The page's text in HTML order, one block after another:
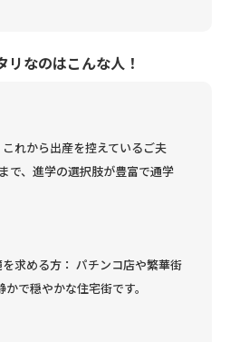
リなのはこんな人！
れから出産を控えているご夫
で、進学の選択肢が豊富で通学
求める方： パチンコ店や繁華街
で穏やかな住宅街です。